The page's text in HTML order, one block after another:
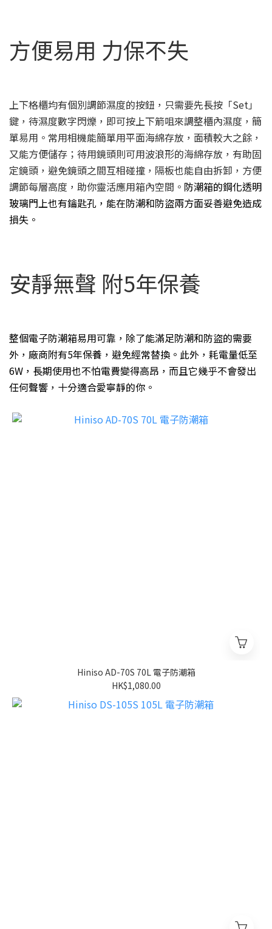
方便易用 力保不失
上下格櫃均有個別調節濕度的按鈕，只需要先長按「Set」
鍵，待濕度數字閃爍，即可按上下箭咀來調整櫃內濕度，簡
單易用。常用相機能簡單用平面海綿存放，面積較大之餘，
又能方便儲存；待用鏡頭則可用波浪形的海綿存放，有助固
定鏡頭，避免鏡頭之間互相碰撞，隔板也能自由拆卸，方便
調節每層高度，助你靈活應用箱內空間。 防潮箱的鋼化透明
玻璃門上也有鑰匙孔，能在防潮和防盜兩方面妥善避免造成
損失。
安靜無聲 附5年保養
整個電子防潮箱易用可靠，除了能滿足防潮和防盜的需要
外 ，廠商附有5年保養，避免經常替換。此外，耗電量低至
6W，長期使用也不怕電費變得高昂，而且它幾乎不會發出
任何聲響，十分適合愛寧靜的你。
Hiniso AD-70S 70L 電子防潮箱
HK$1,080.00